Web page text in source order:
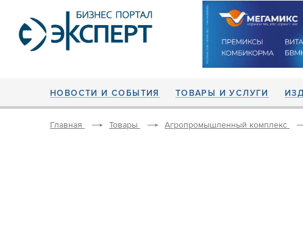
НОВОСТИ И СОБЫТИЯ ТОВАРЫ И УСЛУГИ
Главная Товары Агропромышленный комплекс